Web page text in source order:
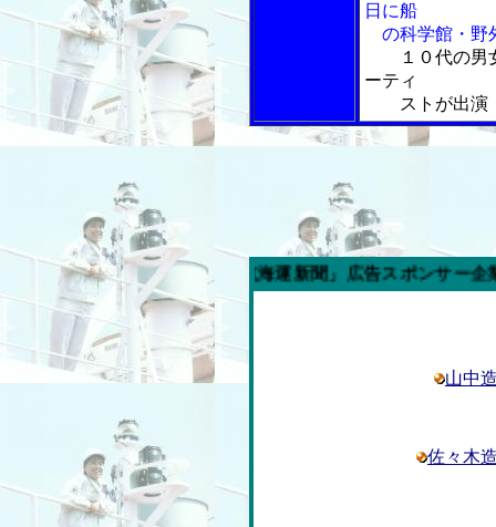
日に船
の科学館・野
１０代の
ーティ
ストが出演
週の「内航海運新聞」広告スポンサー企業
山中
佐々木